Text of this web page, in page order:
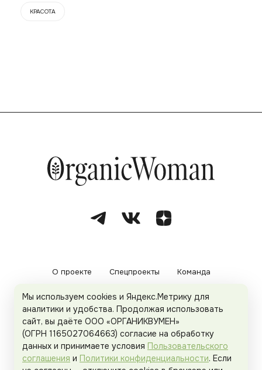
КРАСОТА
О проекте Спецпроекты Команда
Рекламодателям Политика конфиденциальности
Пользовательское соглашение
Мы используем cookies и Яндекс.Метрику для
аналитики и удобства. Продолжая использовать
сайт, вы даёте ООО «ОРГАНИКВУМЕН»
(ОГРН 1165027064663) согласие на обработку
данных и принимаете условия Пользовательского
соглашения и Политики конфиденциальности. Если